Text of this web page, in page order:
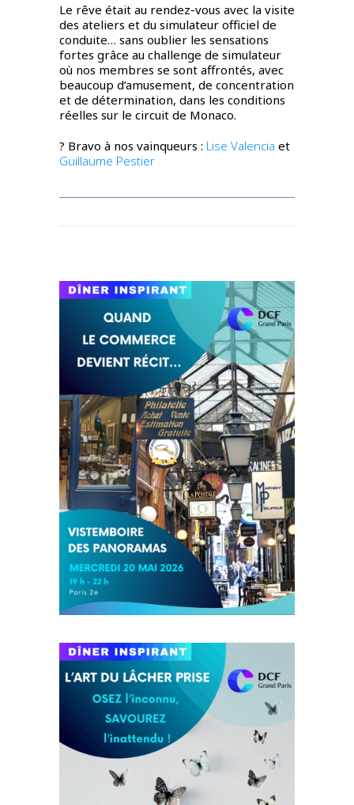
Le rêve était au rendez-vous avec la visite
des ateliers et du simulateur officiel de
conduite… sans oublier les sensations
fortes grâce au challenge de simulateur
où nos membres se sont affrontés, avec
beaucoup d’amusement, de concentration
et de détermination, dans les conditions
réelles sur le circuit de Monaco.
? Bravo à nos vainqueurs : Lise Valencia et
Guillaume Pestier